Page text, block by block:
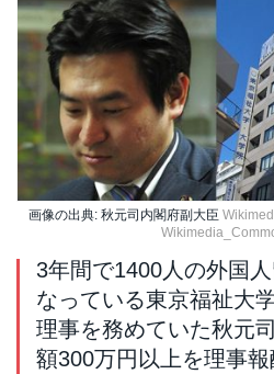
画像の出典: 秋元司内閣府副大臣
3年間で1400人の外国
なっている東京福祉大
理事を務めていた秋元
額300万円以上を理事